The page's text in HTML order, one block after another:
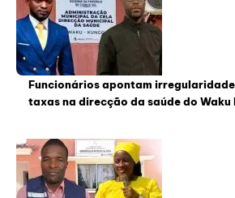
Funcionários apontam
taxas na direcção da saúde do Waku